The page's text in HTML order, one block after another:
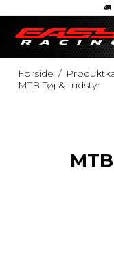
Forside /
MTB Tøj & -udstyr